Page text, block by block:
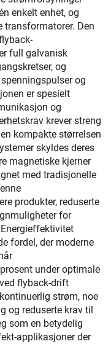
enkelt enhet, og
transformatorer. Den
full galvanisk
og
og
er spesielt
og
krever streng
kompakte størrelsen
skyldes deres
magnetiske kjerner
med tradisjonelle
produkter, reduserte
for
fordel, der moderne
under optimale
flyback-drift
strøm, noe
og reduserte krav til
som en betydelig
applikasjoner der